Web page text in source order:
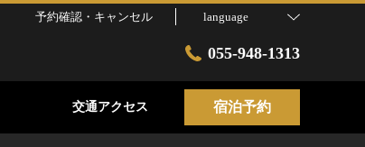
予約確認・キャンセル language
055-948-1313
交通アクセス 宿泊予約